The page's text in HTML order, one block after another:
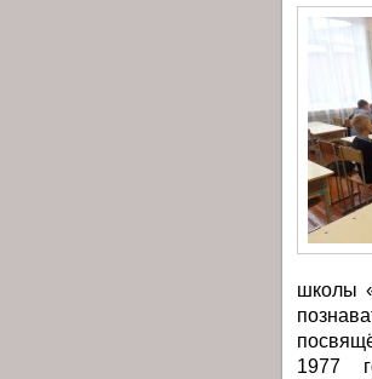
школы
1977